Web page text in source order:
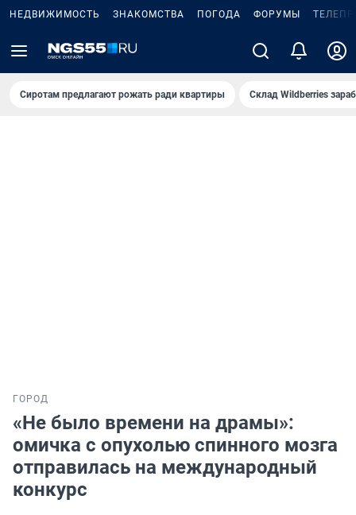
НЕДВИЖИМОСТЬ ЗНАКОМСТВА ПОГОДА ФОРУМЫ
Сиротам предлагают рожать ради квартиры Склад Wildberries
ГОРОД
«Не было времени на драмы»:
омичка с опухолью спинного мозга
отправилась на международный
конкурс